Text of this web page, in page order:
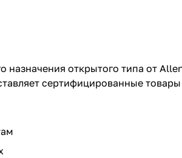
назначения открытого типа от
сертифицированные